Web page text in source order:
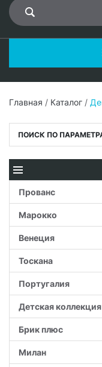
Главная / Каталог /
ПОИСК ПО
Прованс
Марокко
Венеция
Тоскана
Португалия
Детская коллекция
Брик плюс
Милан